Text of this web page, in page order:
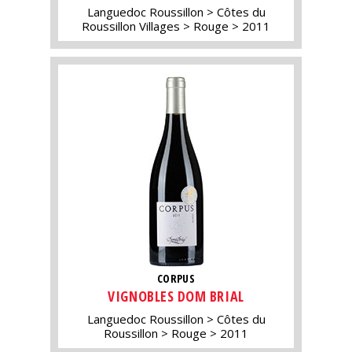
Languedoc Roussillon
Côtes du
Roussillon Villages
Rouge 2011
CORPUS
VIGNOBLES DOM BRIAL
Languedoc Roussillon
Côtes du
Roussillon
Rouge 2011